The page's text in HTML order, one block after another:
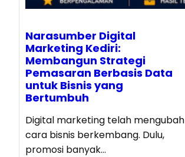
Narasumber Digital
Marketing Kediri:
Membangun Strategi
Pemasaran Berbasis Data
untuk Bisnis yang
Bertumbuh
Digital marketing telah mengubah
cara bisnis berkembang. Dulu,
promosi banyak…